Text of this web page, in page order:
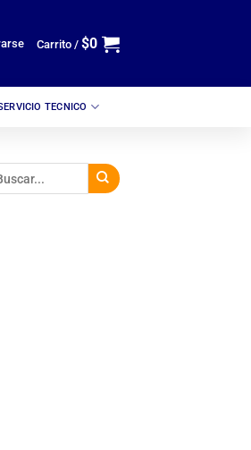
Carrito / $0
TECNICO